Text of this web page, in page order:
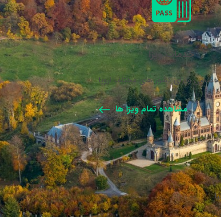
خدمات ویزا
ویزای کشور های مختلف اروپا.
مشاهده تمام ویزا ها